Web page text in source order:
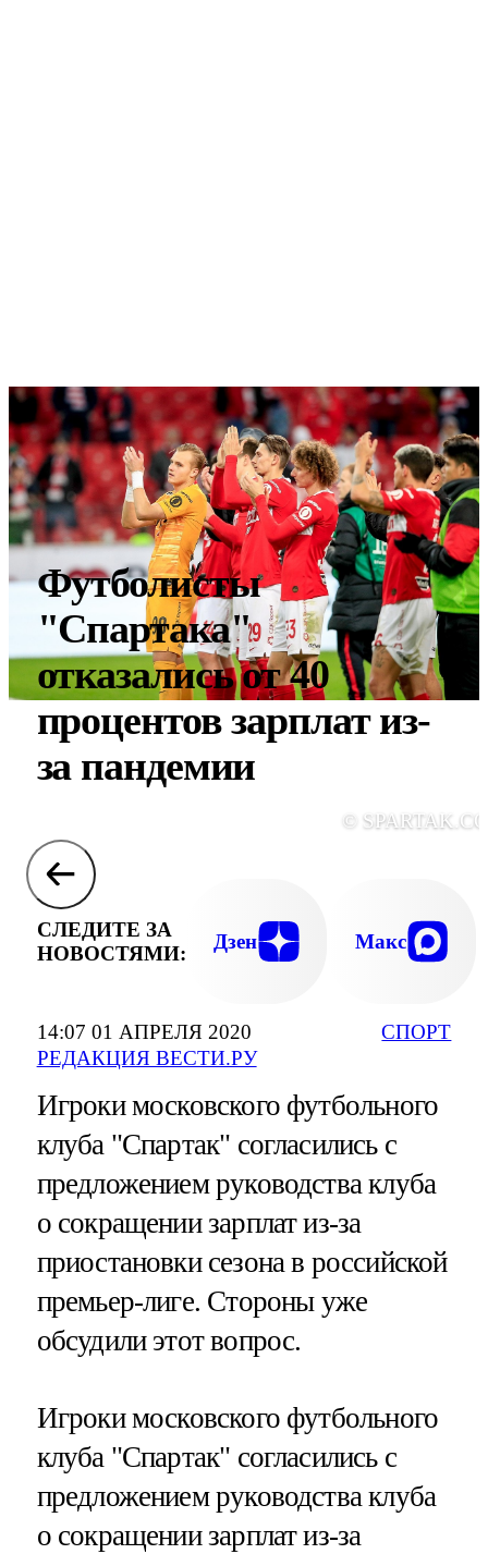
14:07 01 АПРЕЛЯ 2020
РЕДАКЦИЯ ВЕСТИ.РУ
СПОРТ
Футболисты
"Спартака"
отказались от 40
процентов зарплат из-
за пандемии
©
СЛЕДИТЕ ЗА
НОВОСТЯМИ:
Дзен Макс
Игроки московского футбольного
клуба "Спартак" согласились с
предложением руководства клуба
о сокращении зарплат из-за
приостановки сезона в российской
премьер-лиге. Стороны уже
обсудили этот вопрос.
Игроки московского футбольного
клуба "Спартак" согласились с
предложением руководства клуба
о сокращении зарплат из-за